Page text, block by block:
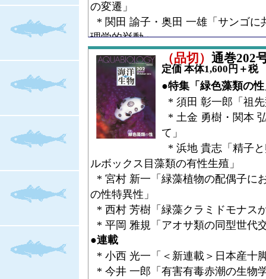
（誤）文部科学省，福島
タリングを開始（
て試料採取を行う），結
→（正）文部科学省，福
開始（JAMSTECがその先
結果は即日公表された
の変遷」
* 関田 諭子・奥田 一雄「サンゴに
理学的挙動」
* 田口 尚弘・大嶋 俊一郎「研究材
新たな取り組み」
* 野島 哲「与論島のサンゴ礁の現
* 中西 康博「与論島のサンゴ礁再
* 新保 輝幸「地域社会による温暖
おけるサンゴ礁再生への取り組み」
* 高田 聖・坂田 雅正・山本 由徳
の影響と技術対策」
* 宮崎 彰・山本 由徳「高温耐性水
米品質の評価」
* 加藤 元海「レジームシフト：突
●連載
* 今井 一郎「有害有毒赤潮の生物
互関係3」
* 布村 昇・下村 通誉「日本産等脚
（品切） 通巻202
定価 本体1,600円＋税
●特集「緑色藻類の
* 須田 彰一郎「祖
* 土金 勇樹・関本
て」
* 浜地 貴志「精子
ルボックス目藻類の有性生殖」
* 宮村 新一「緑藻植物の配偶子に
の性特異性」
* 西村 芳樹「緑藻クラミドモナス
* 平岡 雅規「アオサ類の同型世代
●連載
* 小西 光一「＜新連載＞日本産十
* 今井 一郎「有害有毒赤潮の生物